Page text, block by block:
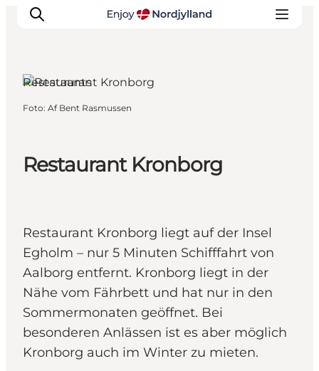
Destinationen
Restaurant Kronborg
Restaurant Kronborg liegt auf der Insel
Egholm – nur 5 Minuten Schifffahrt von
Aalborg entfernt. Kronborg liegt in der
Nähe vom Fährbett und hat nur in den
Sommermonaten geöffnet. Bei
besonderen Anlässen ist es aber möglich
Kronborg auch im Winter zu mieten.
Restaurants
Foto: Af Bent Rasmussen